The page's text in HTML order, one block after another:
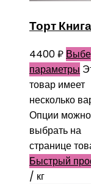
Торт
4400₽
параметры
товар имеет
несколько
Опции можно
выбрать на
странице
Быстрый
/ кг